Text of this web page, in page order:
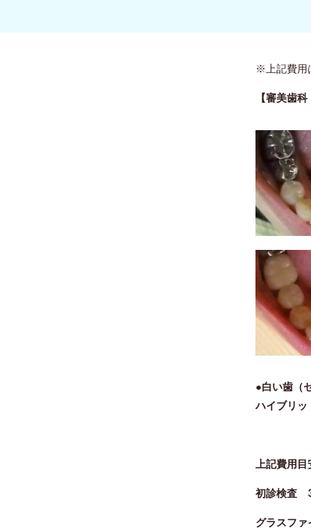
※上記費用
【審美歯
●白い歯（
ハイブリ
上記費用目
初診検査
グラスフ